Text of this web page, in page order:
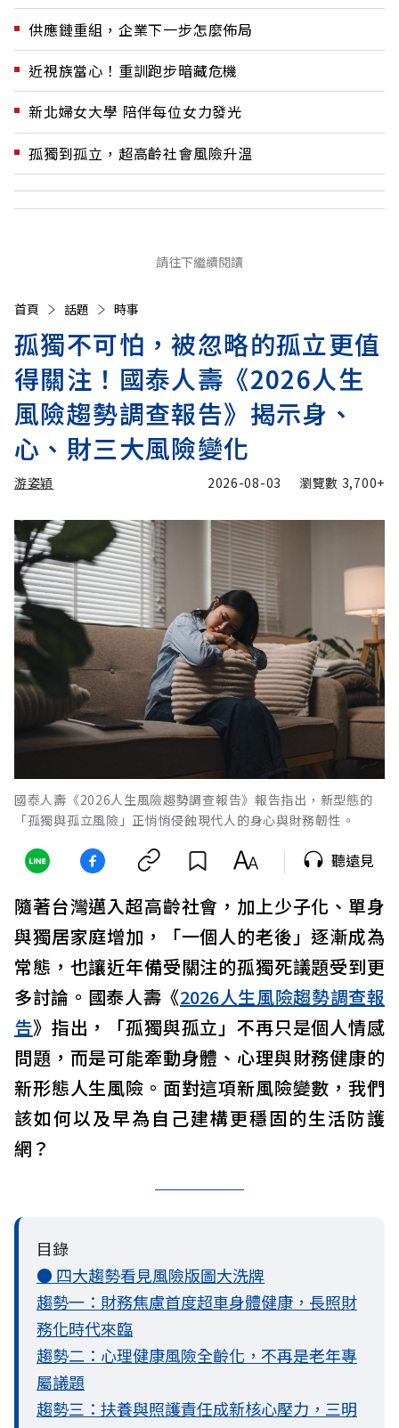
供應鏈重組，企業下一步怎麼佈局
近視族當心！重訓跑步暗藏危機
新北婦女大學 陪伴每位女力發光
孤獨到孤立，超高齡社會風險升溫
請往下繼續閱讀
首頁 話題 時事
孤獨不可怕，被忽略的孤立更值
得關注！國泰人壽《2026人生
風險趨勢調查報告》揭示身、
心、財三大風險變化
游姿穎 2026-08-03 瀏覽數 3,700+
國泰人壽《2026人生風險趨勢調查報告》報告指出，新型態的
「孤獨與孤立風險」正悄悄侵蝕現代人的身心與財務韌性。
聽遠見
隨著台灣邁入超高齡社會，加上少子化、單身
與獨居家庭增加，「一個人的老後」逐漸成為
常態，也讓近年備受關注的孤獨死議題受到更
多討論。國泰人壽《2026人生風險趨勢調查報
告》指出，「孤獨與孤立」不再只是個人情感
問題，而是可能牽動身體、心理與財務健康的
新形態人生風險。面對這項新風險變數，我們
該如何以及早為自己建構更穩固的生活防護
網？
目錄
● 四大趨勢看見風險版圖大洗牌
趨勢一：財務焦慮首度超車身體健康，長照財
務化時代來臨
趨勢二：心理健康風險全齡化，不再是老年專
屬議題
趨勢三：扶養與照護責任成新核心壓力，三明